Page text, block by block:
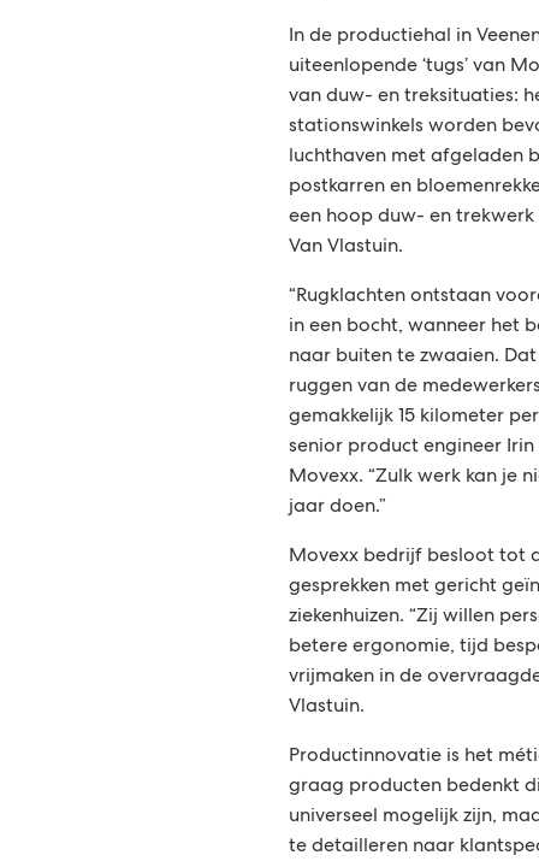
In de productiehal in
uiteenlopende ‘tugs’ van
van duw- en treksituaties:
stationswinkels worden
luchthaven met afgeladen
postkarren en
een hoop duw- en trekwerk
Van Vlastuin.
“Rugklachten ontstaan
in een bocht, wanneer het
naar buiten te zwaaien.
ruggen van de
gemakkelijk 15 kilometer
senior product engineer
Movexx. “Zulk werk kan je
jaar doen.”
Movexx bedrijf besloot tot
gesprekken met gericht
ziekenhuizen. “Zij willen
betere ergonomie, tijd
vrijmaken in de
Vlastuin.
Productinnovatie is het
graag producten bedenkt
universeel mogelijk zijn,
te detailleren naar